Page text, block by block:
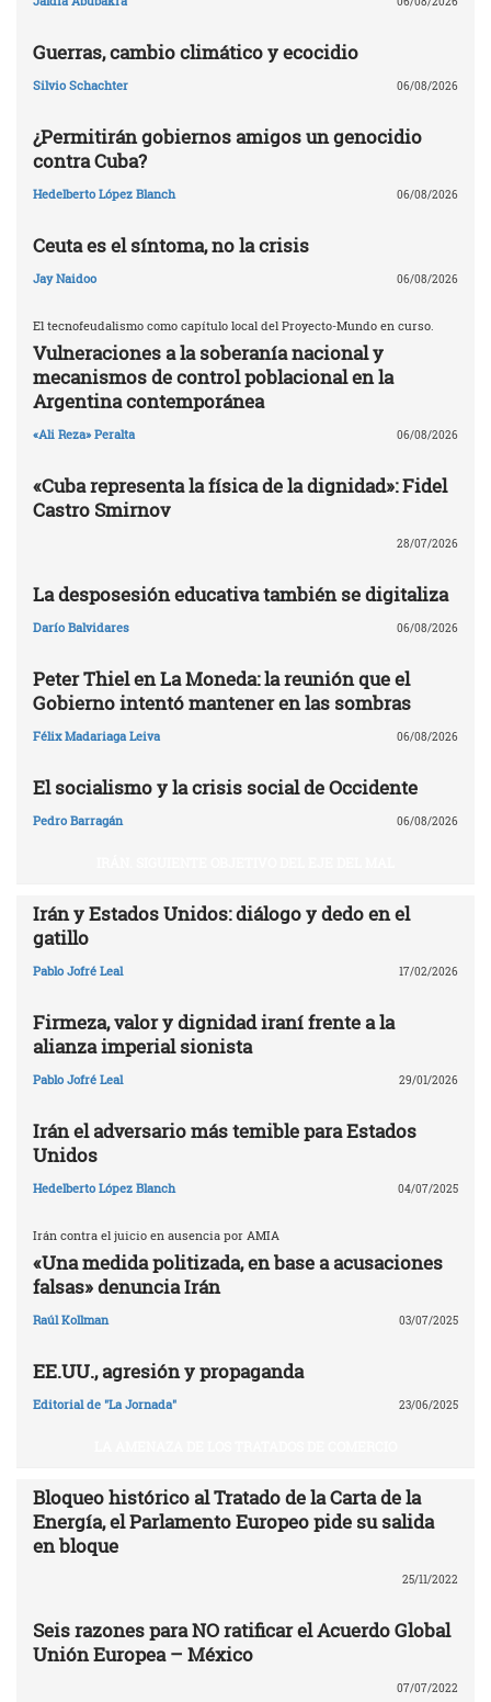
Guerras, cambio climático y ecocidio
Silvio Schachter 06/08/2026
¿Permitirán gobiernos amigos un genocidio
contra Cuba?
Hedelberto López Blanch 06/08/2026
Ceuta es el síntoma, no la crisis
Jay Naidoo 06/08/2026
El tecnofeudalismo como capítulo local del Proyecto-Mundo en curso.
Vulneraciones a la soberanía nacional y
mecanismos de control poblacional en la
Argentina contemporánea
«Ali Reza» Peralta 06/08/2026
«Cuba representa la física de la dignidad»: Fidel
Castro Smirnov
28/07/2026
La desposesión educativa también se digitaliza
Darío Balvidares 06/08/2026
Peter Thiel en La Moneda: la reunión que el
Gobierno intentó mantener en las sombras
Félix Madariaga Leiva 06/08/2026
El socialismo y la crisis social de Occidente
Pedro Barragán 06/08/2026
Irán y Estados Unidos: diálogo y dedo en el
gatillo
Pablo Jofré Leal 17/02/2026
Firmeza, valor y dignidad iraní frente a la
alianza imperial sionista
Pablo Jofré Leal 29/01/2026
Irán el adversario más temible para Estados
Unidos
Hedelberto López Blanch 04/07/2025
Irán contra el juicio en ausencia por AMIA
«Una medida politizada, en base a acusaciones
falsas» denuncia Irán
Raúl Kollman 03/07/2025
EE.UU., agresión y propaganda
Editorial de "La Jornada" 23/06/2025
Bloqueo histórico al Tratado de la Carta de la
Energía, el Parlamento Europeo pide su salida
en bloque
25/11/2022
Seis razones para NO ratificar el Acuerdo Global
Unión Europea – México
07/07/2022